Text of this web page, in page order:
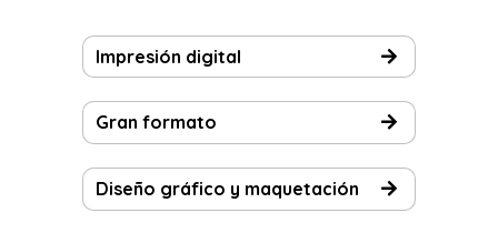
Impresión digital
Gran formato
Diseño gráfico y maquetación